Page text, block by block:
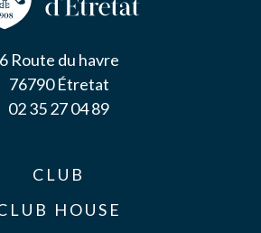
6 Route du havre
76790 Étretat
02 35 27 04 89
CLUB
HOUSE